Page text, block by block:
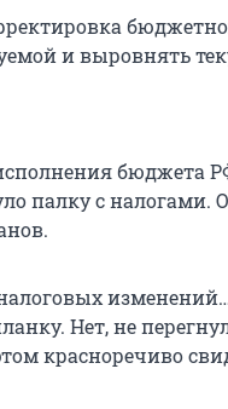
и выровнять
бюджета
палку с налогами.
Нет, не
красноречиво